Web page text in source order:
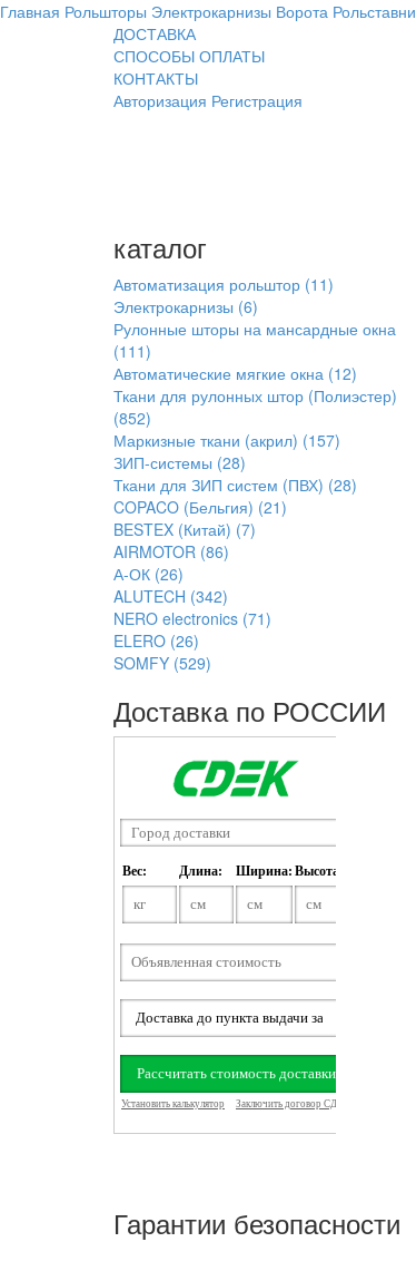
Главная Рольшторы Электрокарнизы Ворота Рольставни
ДОСТАВКА
СПОСОБЫ ОПЛАТЫ
КОНТАКТЫ
Авторизация Регистрация
каталог
Автоматизация рольштор (11)
Электрокарнизы (6)
Рулонные шторы на мансардные окна
(111)
Автоматические мягкие окна (12)
Ткани для рулонных штор (Полиэстер)
(852)
Маркизные ткани (акрил) (157)
ЗИП-системы (28)
Ткани для ЗИП систем (ПВХ) (28)
COPACO (Бельгия) (21)
BESTEX (Китай) (7)
AIRMOTOR (86)
А-ОК (26)
ALUTECH (342)
NERO electronics (71)
ELERO (26)
SOMFY (529)
Доставка по РОССИИ
Гарантии безопасности